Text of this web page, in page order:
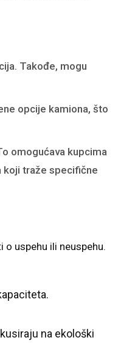
Takođe, mogu
opcije kamiona, što
omogućava kupcima
koji traže specifične
uspehu ili neuspehu.
na ekološki